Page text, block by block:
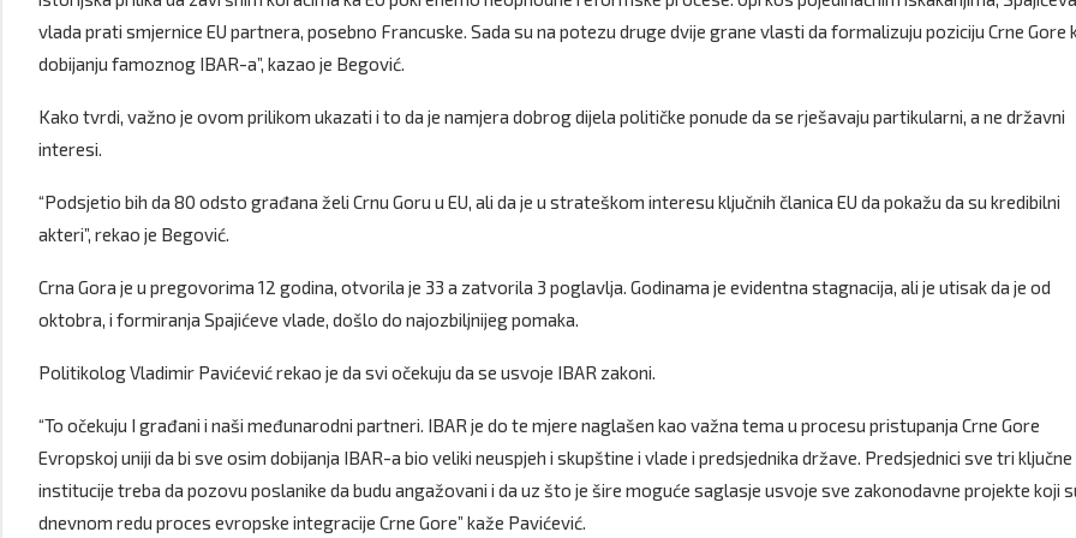
vlada prati smjernice EU partnera, posebno Francuske. Sada su na potezu druge dvije grane vlasti da formalizuju poziciju Crne Gore
dobijanju famoznog IBAR-a”, kazao je Begović.
Kako tvrdi, važno je ovom prilikom ukazati i to da je namjera dobrog dijela političke ponude da se rješavaju partikularni, a ne državni
interesi.
“Podsjetio bih da 80 odsto građana želi Crnu Goru u EU, ali da je u strateškom interesu ključnih članica EU da pokažu da su kredibilni
akteri”, rekao je Begović.
Crna Gora je u pregovorima 12 godina, otvorila je 33 a zatvorila 3 poglavlja. Godinama je evidentna stagnacija, ali je utisak da je od
oktobra, i formiranja Spajićeve vlade, došlo do najozbiljnijeg pomaka.
Politikolog Vladimir Pavićević rekao je da svi očekuju da se usvoje IBAR zakoni.
“To očekuju I građani i naši međunarodni partneri. IBAR je do te mjere naglašen kao važna tema u procesu pristupanja Crne Gore
Evropskoj uniji da bi sve osim dobijanja IBAR-a bio veliki neuspjeh i skupštine i vlade i predsjednika države. Predsjednici sve tri ključne
institucije treba da pozovu poslanike da budu angažovani i da uz što je šire moguće saglasje usvoje sve zakonodavne projekte koji
dnevnom redu proces evropske integracije Crne Gore” kaže Pavićević.